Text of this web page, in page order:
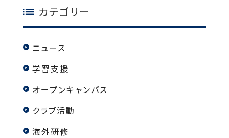
カテゴリー
ニュース
学習支援
オープンキャンパス
クラブ活動
海外研修